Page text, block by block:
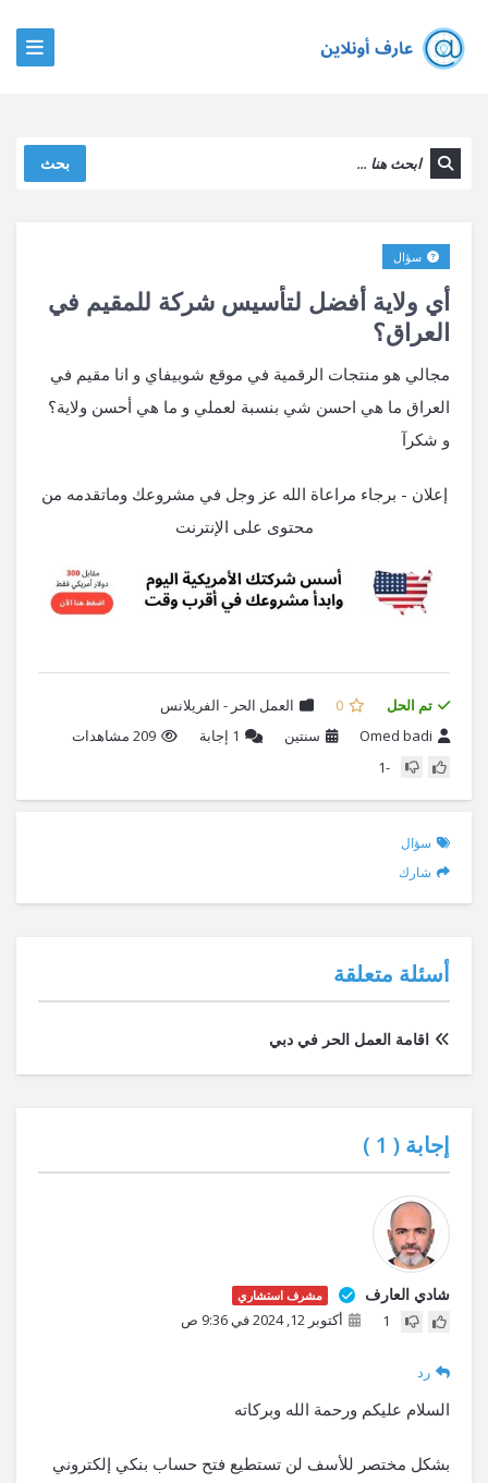
بحث
أي ولاية أفضل لتأسيس شركة للمقيم في
العراق؟
سؤال
مجالي هو منتجات الرقمية في موقع شوبيفاي و انا مقيم في
العراق ما هي احسن شي بنسبة لعملي و ما هي أحسن ولاية؟
و شكرآ
إعلان - برجاء مراعاة الله عز وجل في مشروعك وماتقدمه من
محتوى على الإنترنت
تم الحل 0
العمل الحر - الفريلانس
Omed badi
سنتين 1 إجابة
209 مشاهدات
-1
سؤال
شارك
أسئلة متعلقة
اقامة العمل الحر في دبي
إجابة ( 1
)
شادي العارف مشرف استشاري
1 أكتوبر 12, 2024 في 9:36 ص
رد
السلام عليكم ورحمة الله وبركاته
بشكل مختصر للأسف لن تستطيع فتح حساب بنكي إلكتروني